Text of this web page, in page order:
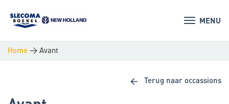
MENU
Home > Avant
arrow_back Terug naar occassions